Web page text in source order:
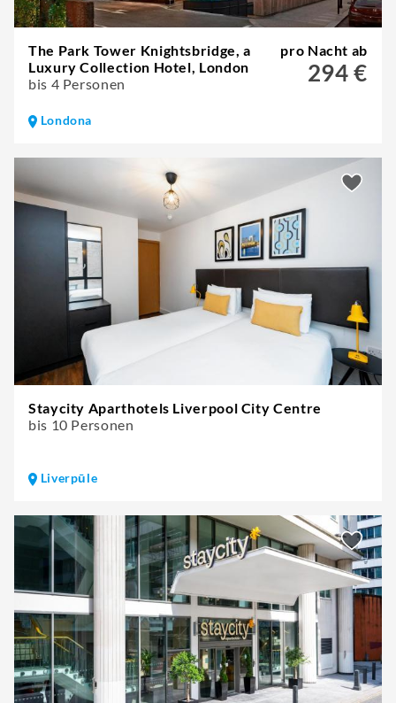
The Park Tower Knightsbridge, a
Luxury Collection Hotel, London
bis 4 Personen
pro Nacht ab
294 €
Londona
Staycity Aparthotels Liverpool City Centre
bis 10 Personen
Liverpūle